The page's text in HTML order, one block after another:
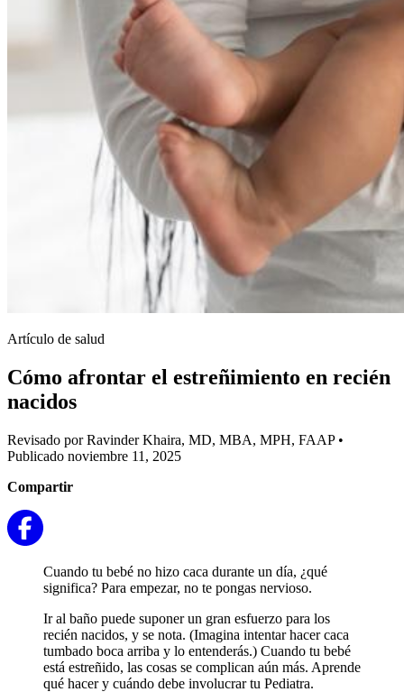
Artículo de salud
Cómo afrontar el estreñimiento en recién
nacidos
Revisado por Ravinder Khaira, MD, MBA, MPH, FAAP •
Publicado noviembre 11, 2025
Compartir
Cuando tu bebé no hizo caca durante un día, ¿qué
significa? Para empezar, no te pongas nervioso.
Ir al baño puede suponer un gran esfuerzo para los
recién nacidos, y se nota. (Imagina intentar hacer caca
tumbado boca arriba y lo entenderás.) Cuando tu bebé
está estreñido, las cosas se complican aún más. Aprende
qué hacer y cuándo debe involucrar tu Pediatra.